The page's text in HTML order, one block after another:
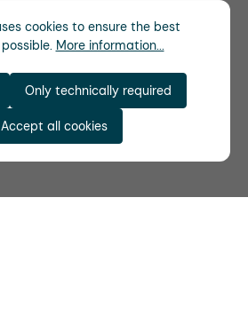
cookies to ensure the best
More information...
Only technically required
Accept all cookies